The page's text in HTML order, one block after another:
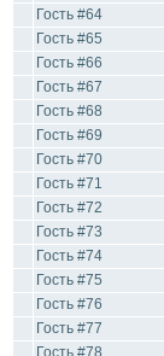
Гость #64
Гость #65
Гость #66
Гость #67
Гость #68
Гость #69
Гость #70
Гость #71
Гость #72
Гость #73
Гость #74
Гость #75
Гость #76
Гость #77
Гость #78